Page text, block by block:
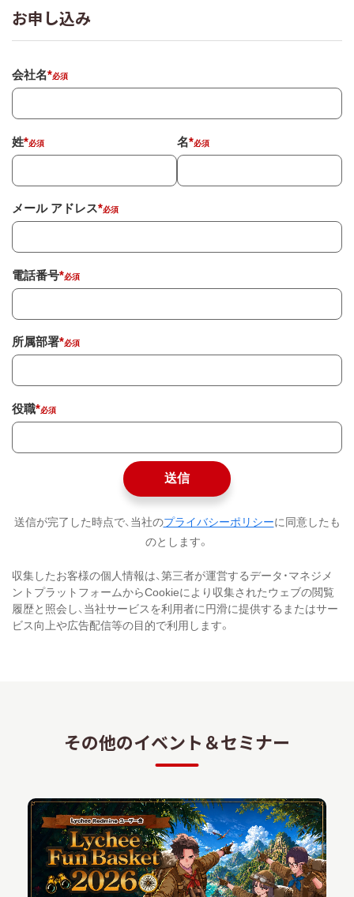
お申し込み
*
会社名
*
姓 *
名
*
メール アドレス
*
電話番号
*
所属部署
*
役職
送信
送信が完了した時点で、当社のプライバシーポリシーに同意したも
のとします。
収集したお客様の個人情報は、第三者が運営するデータ・マネジメ
ントプラットフォームからCookieにより収集されたウェブの閲覧
履歴と照会し、当社サービスを利用者に円滑に提供するまたはサー
ビス向上や広告配信等の目的で利用します。
その他のイベント＆セミナー